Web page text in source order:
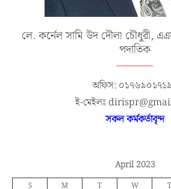
লে. কর্নেল সামি উদ দৌলা চৌধুরী,
পদাতিক
অফিস:
ই-মেইলঃ
সকল কর্মকর্তাবৃন্দ
April 2023
S M T W T